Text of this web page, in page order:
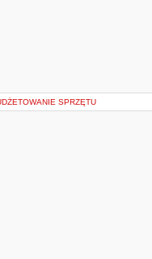
SPRZĘTU